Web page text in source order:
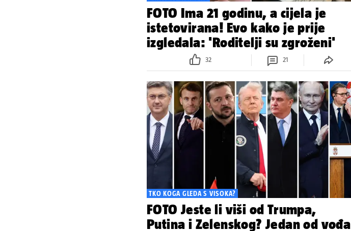
FOTO Ima 21 godinu, a cijela je
istetovirana! Evo kako je prije
izgledala: 'Roditelji su zgroženi'
32 21
TKO KOGA GLEDA S VISOKA?
FOTO Jeste li viši od Trumpa,
Putina i Zelenskog? Jedan od vođa